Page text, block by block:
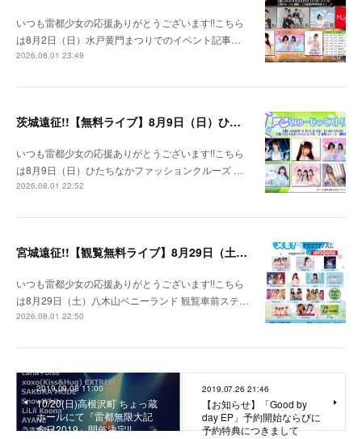
いつも雷都少女の応援ありがとうございます!!こちら
は8月2日（日）水戸黄門まつりでのイベント記事…
2026.08.01 23:49
茨城遠征!!【無料ライブ】8月9日（日）ひたちなかファッションクルーズ 野外ステージ
いつも雷都少女の応援ありがとうございます!!こちら
は8月9日（日）ひたちなかファッションクルーズ …
2026.08.01 22:52
宮城遠征!!【観覧無料ライブ】8月29日（土）八木山ベニーランド
いつも雷都少女の応援ありがとうございます!!こちら
は8月29日（土）八木山ベニーランド 観覧車前ステ…
2026.08.01 22:50
2019.09.08 11:00
10/20(日)高根沢町 ちょっ蔵
ホールにて『雷都無限大記
念日2019』開催決定!!
2019.07.26 21:46
【お知らせ】「Good by
day EP」予約開始ならびに
予約特典につきまして